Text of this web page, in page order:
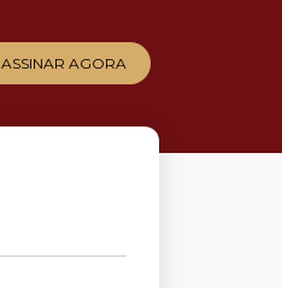
ASSINAR AGORA